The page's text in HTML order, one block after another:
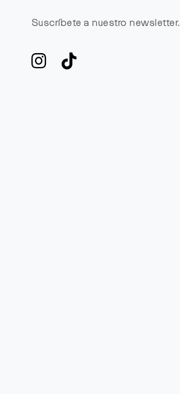
Suscríbete a nuestro newsletter.